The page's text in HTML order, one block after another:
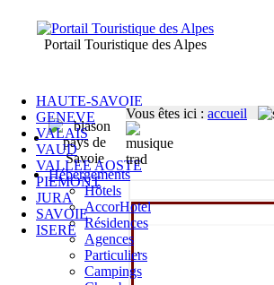
Hébergements
Hôtels
AccorHotel
Résidences
Agences
Particuliers
Campings
HAUTE-SAVOIE
GENEVE
VALAIS
VAUD
VALLEE AOSTE
PIEMONT
JURA
SAVOIE
ISERE
Portail Touristique des Alpes
.
Vous êtes ici : accueil